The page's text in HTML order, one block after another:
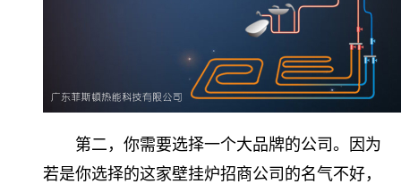
第二，你需要选择一个大品牌的公司。因为
若是你选择的这家壁挂炉招商公司的名气不好，